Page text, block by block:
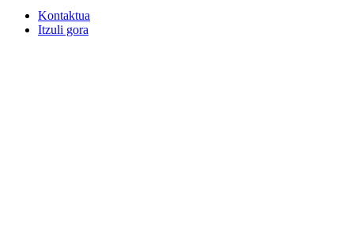
Kontaktua
Itzuli gora